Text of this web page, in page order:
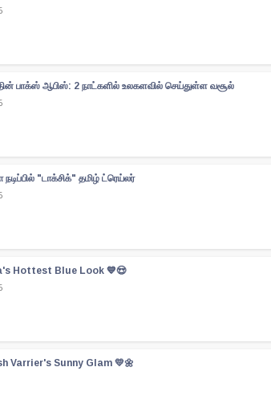
பாக்ஸ் ஆபிஸ்: 2 நாட்களில் உலகளவில் செய்துள்ள வசூல்
"டாக்சிக்" தமிழ் ட்ரெய்லர்
Hottest Blue Look 💙😍
Varrier's Sunny Glam 💛🌼